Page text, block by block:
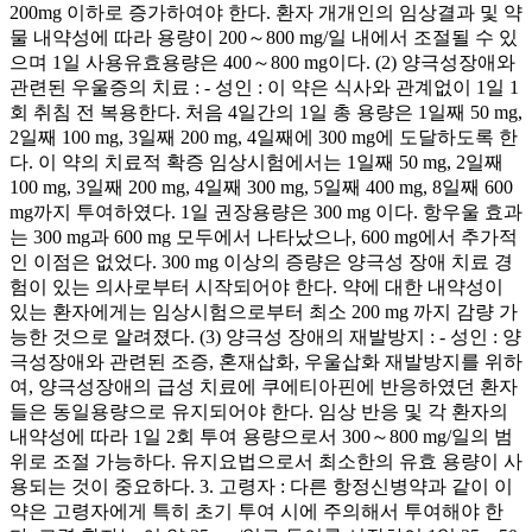
200mg 이하로 증가하여야 한다. 환자 개개인의 임상결과 및 약
물 내약성에 따라 용량이 200～800 mg/일 내에서 조절될 수 있
으며 1일 사용유효용량은 400～800 mg이다. (2) 양극성장애와
관련된 우울증의 치료 : - 성인 : 이 약은 식사와 관계없이 1일 1
회 취침 전 복용한다. 처음 4일간의 1일 총 용량은 1일째 50 mg,
2일째 100 mg, 3일째 200 mg, 4일째에 300 mg에 도달하도록 한
다. 이 약의 치료적 확증 임상시험에서는 1일째 50 mg, 2일째
100 mg, 3일째 200 mg, 4일째 300 mg, 5일째 400 mg, 8일째 600
mg까지 투여하였다. 1일 권장용량은 300 mg 이다. 항우울 효과
는 300 mg과 600 mg 모두에서 나타났으나, 600 mg에서 추가적
인 이점은 없었다. 300 mg 이상의 증량은 양극성 장애 치료 경
험이 있는 의사로부터 시작되어야 한다. 약에 대한 내약성이
있는 환자에게는 임상시험으로부터 최소 200 mg 까지 감량 가
능한 것으로 알려졌다. (3) 양극성 장애의 재발방지 : - 성인 : 양
극성장애와 관련된 조증, 혼재삽화, 우울삽화 재발방지를 위하
여, 양극성장애의 급성 치료에 쿠에티아핀에 반응하였던 환자
들은 동일용량으로 유지되어야 한다. 임상 반응 및 각 환자의
내약성에 따라 1일 2회 투여 용량으로서 300～800 mg/일의 범
위로 조절 가능하다. 유지요법으로서 최소한의 유효 용량이 사
용되는 것이 중요하다. 3. 고령자 : 다른 항정신병약과 같이 이
약은 고령자에게 특히 초기 투여 시에 주의해서 투여해야 한